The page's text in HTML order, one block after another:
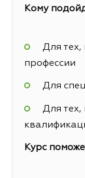
Кому
Для тех,
профессии
Для
Для тех,
Курс